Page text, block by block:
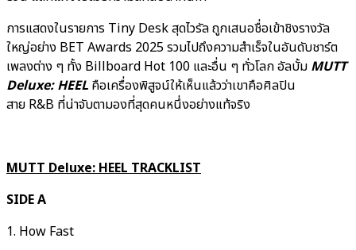
การแสดงในรายการ Tiny Desk สุดไวรัล ถูกเสนอชื่อเข้าชิงรางวัล
ใหญ่อย่าง BET Awards 2025 รวมไปถึงความสำเร็จในอันดับชาร์ต
เพลงต่าง ๆ ทั้ง Billboard Hot 100 และอื่น ๆ ทั่วโลก อัลบั้ม MUTT
Deluxe: HEEL คือเครื่องพิสูจน์ให้เห็นแล้วว่าเขาคือศิลปิน
สาย R&B ที่น่าจับตามองที่สุดคนหนึ่งอย่างแท้จริง
MUTT Deluxe: HEEL TRACKLIST
SIDE A
1. How Fast